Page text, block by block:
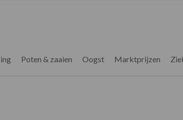
Poten & zaaien Oogst Marktprijzen